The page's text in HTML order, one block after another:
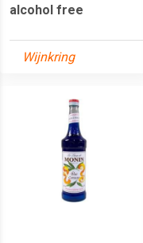
alcohol free
Wijnkring